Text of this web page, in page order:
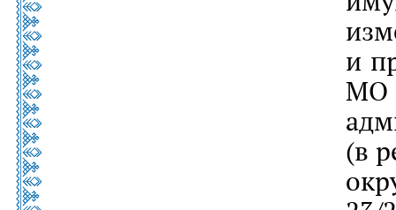
и
МО
(в